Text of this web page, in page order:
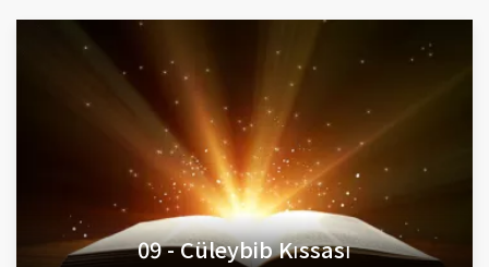
09 - Cüleybib Kıssası